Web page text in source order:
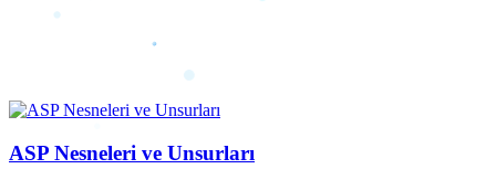
ASP Nesneleri ve Unsurları